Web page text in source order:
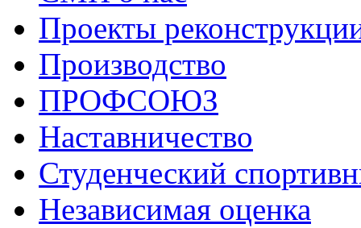
Проекты
Производство
ПРОФСОЮЗ
Наставничество
Студенческий
Независимая оценка